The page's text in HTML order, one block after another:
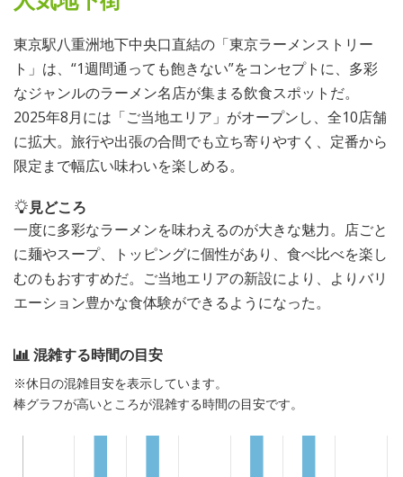
東京駅八重洲地下中央口直結の「東京ラーメンストリー
ト」は、“1週間通っても飽きない”をコンセプトに、多彩
なジャンルのラーメン名店が集まる飲食スポットだ。
2025年8月には「ご当地エリア」がオープンし、全10店舗
に拡大。旅行や出張の合間でも立ち寄りやすく、定番から
限定まで幅広い味わいを楽しめる。
見どころ
一度に多彩なラーメンを味わえるのが大きな魅力。店ごと
に麺やスープ、トッピングに個性があり、食べ比べを楽し
むのもおすすめだ。ご当地エリアの新設により、よりバリ
エーション豊かな食体験ができるようになった。
混雑する時間の目安
※休日の混雑目安を表示しています。
棒グラフが高いところが混雑する時間の目安です。